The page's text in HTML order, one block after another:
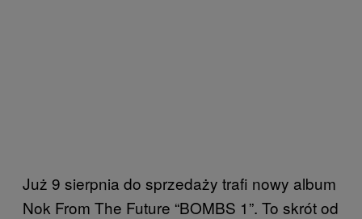
Już 9 sierpnia do sprzedaży trafi nowy album
Nok From The Future “BOMBS 1”. To skrót od